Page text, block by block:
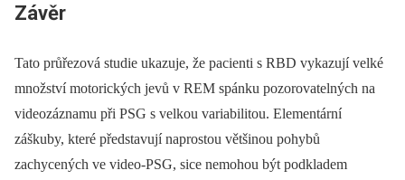
Závěr
Tato průřezová studie ukazuje, že pa­cienti s RBD vykazují velké
množství motorických jevů v REM spánku pozorovatelných na
videozáznamu při PSG s velkou variabilitou. Elementární
záškuby, které představují naprostou většinou pohybů
zachycených ve video-PSG, sice nemohou být podkladem